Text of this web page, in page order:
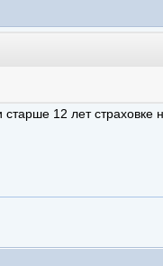
12 лет